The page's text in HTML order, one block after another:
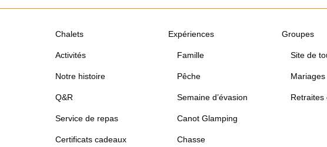
Chalets
Activités
Notre histoire
Q&R
Service de repas
Certificats cadeaux
Expériences
Famille
Pêche
Semaine d’évasion
Canot Glamping
Chasse
Groupes
Site de
Mariages
Retraites